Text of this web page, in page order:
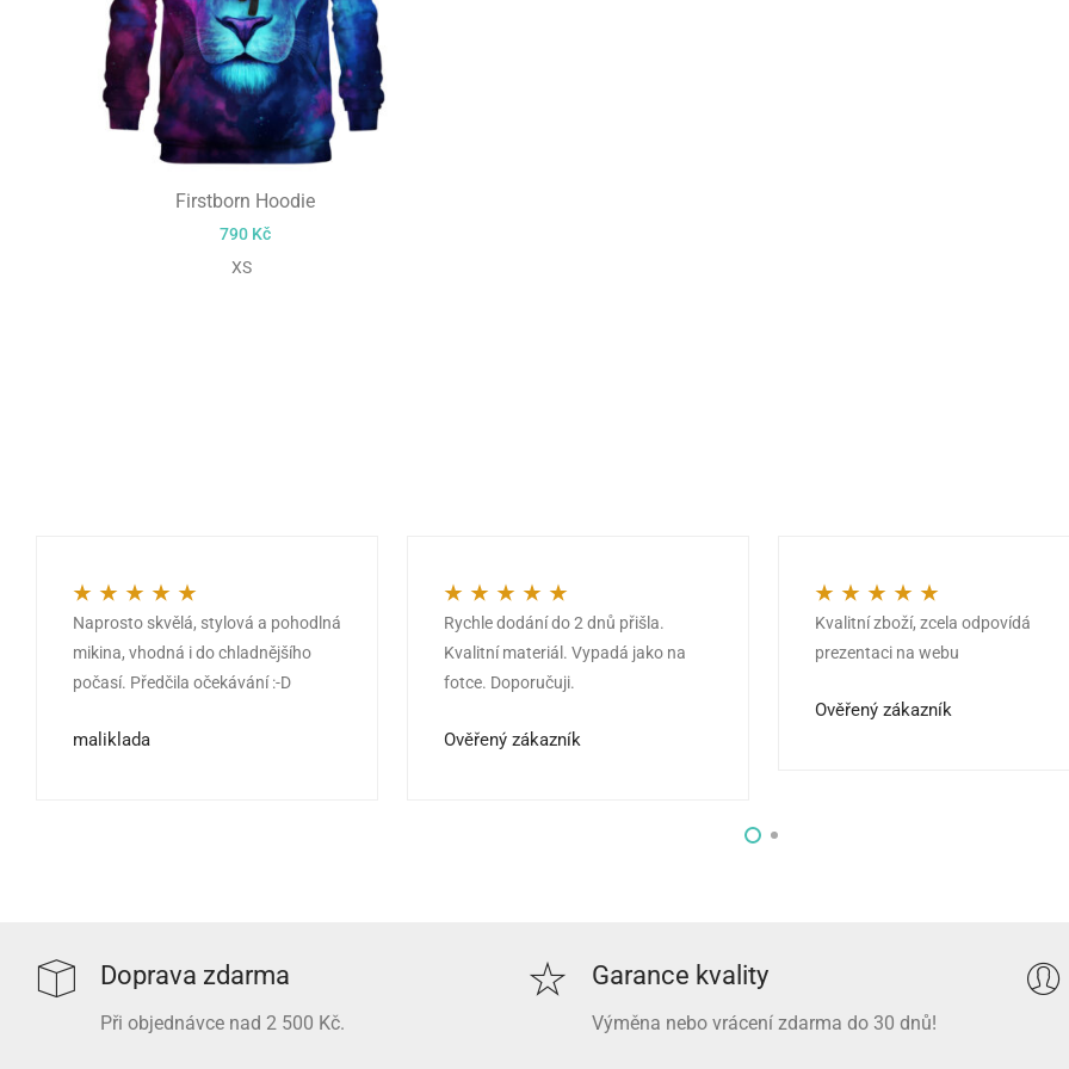
Firstborn Hoodie
790 Kč
XS
Hodnocení 5z 5
Naprosto skvělá, stylová a pohodlná
mikina, vhodná i do chladnějšího
počasí. Předčila očekávání :-D
maliklada
Hodnocení5z 5
Rychle dodání do 2 dnů přišla.
Kvalitní materiál. Vypadá jako na
fotce. Doporučuji.
Ověřený zákazník
Hodnocení5z 5
Kvalitní zboží, zcela odpovídá
prezentaci na webu
Ověřený zákazník
Doprava zdarma
Při objednávce nad 2 500 Kč.
Garance kvality
Výměna nebo vrácení zdarma do 30 dnů!